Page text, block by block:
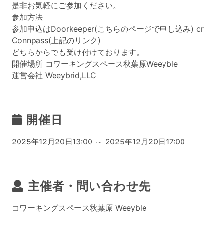
是非お気軽にご参加ください。
参加方法
参加申込はDoorkeeper(こちらのページで申し込み) or
Connpass(上記のリンク)
どちらからでも受け付けております。
開催場所 コワーキングスペース秋葉原Weeyble
運営会社 Weeybrid,LLC
開催日
2025年12月20日13:00 ～ 2025年12月20日17:00
主催者・問い合わせ先
コワーキングスペース秋葉原 Weeyble